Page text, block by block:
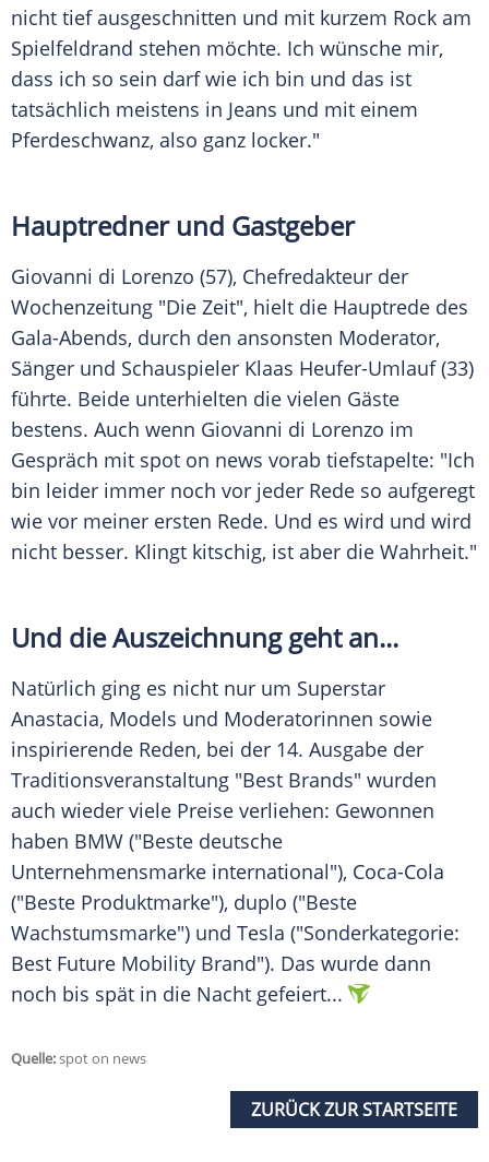
nicht tief ausgeschnitten und mit kurzem Rock am
Spielfeldrand stehen möchte. Ich wünsche mir,
dass ich so sein darf wie ich bin und das ist
tatsächlich meistens in Jeans und mit einem
Pferdeschwanz, also ganz locker."
Hauptredner und Gastgeber
Giovanni di Lorenzo (57), Chefredakteur der
Wochenzeitung "Die Zeit", hielt die Hauptrede des
Gala-Abends, durch den ansonsten Moderator,
Sänger und Schauspieler Klaas Heufer-Umlauf (33)
führte. Beide unterhielten die vielen Gäste
bestens. Auch wenn Giovanni di Lorenzo im
Gespräch mit spot on news vorab tiefstapelte: "Ich
bin leider immer noch vor jeder Rede so aufgeregt
wie vor meiner ersten Rede. Und es wird und wird
nicht besser. Klingt kitschig, ist aber die Wahrheit."
Und die Auszeichnung geht an...
Natürlich ging es nicht nur um Superstar
Anastacia, Models und Moderatorinnen sowie
inspirierende Reden, bei der 14. Ausgabe der
Traditionsveranstaltung "Best Brands" wurden
auch wieder viele Preise verliehen: Gewonnen
haben BMW ("Beste deutsche
Unternehmensmarke international"), Coca-Cola
("Beste Produktmarke"), duplo ("Beste
Wachstumsmarke") und Tesla ("Sonderkategorie:
Best Future Mobility Brand"). Das wurde dann
noch bis spät in die Nacht gefeiert...
Quelle:spot on news
ZURÜCK ZUR STARTSEITE